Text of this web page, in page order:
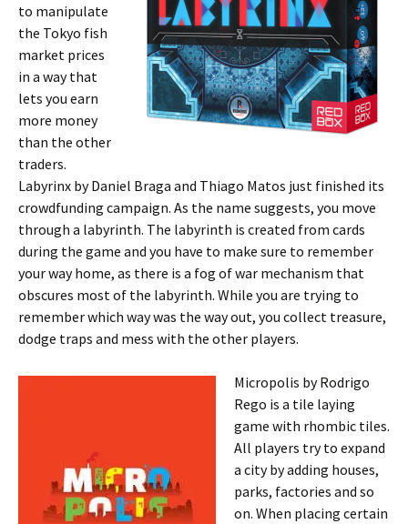
to manipulate
the Tokyo fish
market prices
in a way that
lets you earn
more money
than the other
traders.
Labyrinx by Daniel Braga and Thiago Matos just finished its
crowdfunding campaign. As the name suggests, you move
through a labyrinth. The labyrinth is created from cards
during the game and you have to make sure to remember
your way home, as there is a fog of war mechanism that
obscures most of the labyrinth. While you are trying to
remember which way was the way out, you collect treasure,
dodge traps and mess with the other players.
Micropolis by Rodrigo
Rego is a tile laying
game with rhombic tiles.
All players try to expand
a city by adding houses,
parks, factories and so
on. When placing certain